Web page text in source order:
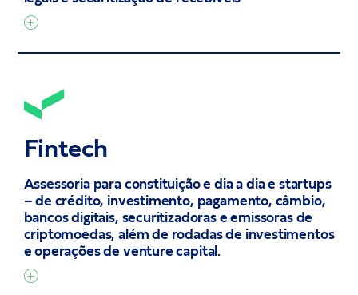
Fintech
Assessoria para constituição e dia a dia e startups
– de crédito, investimento, pagamento, câmbio,
bancos digitais, securitizadoras e emissoras de
criptomoedas, além de rodadas de investimentos
e operações de venture capital.